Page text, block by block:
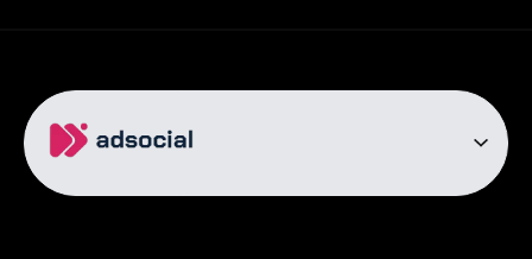
ჩრდილოეთ ირლანდიის ვიზა
რუსეთის ვიზა
ავიაბილეთები